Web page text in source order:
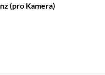
(pro Kamera)